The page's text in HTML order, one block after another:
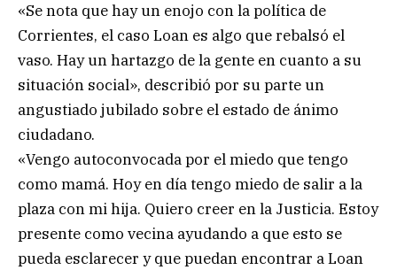
«Se nota que hay un enojo con la política de
Corrientes, el caso Loan es algo que rebalsó el
vaso. Hay un hartazgo de la gente en cuanto a su
situación social», describió por su parte un
angustiado jubilado sobre el estado de ánimo
ciudadano.
«Vengo autoconvocada por el miedo que tengo
como mamá. Hoy en día tengo miedo de salir a la
plaza con mi hija. Quiero creer en la Justicia. Estoy
presente como vecina ayudando a que esto se
pueda esclarecer y que puedan encontrar a Loan